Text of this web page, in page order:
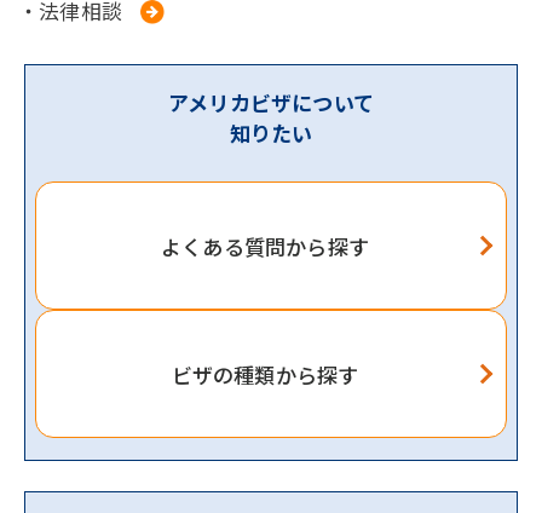
・法律相談
アメリカビザについて
知りたい
よくある質問から探す
ビザの種類から探す